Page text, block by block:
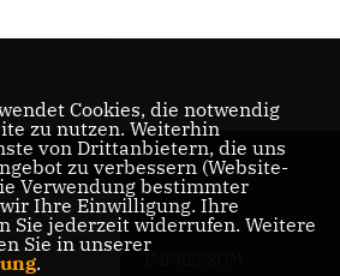
Cookies, die notwendig
zu nutzen. Weiterhin
von Drittanbietern, die uns
zu verbessern (Website-
Verwendung bestimmter
Ihre Einwilligung. Ihre
Sie jederzeit widerrufen. Weitere
Sie in unserer
.